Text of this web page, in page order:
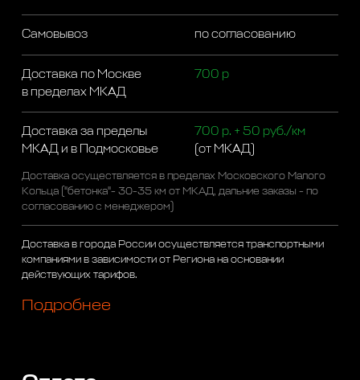
Самовывоз по согласованию
Доставка по Москве
в пределах МКАД
700 р
Доставка за пределы
МКАД и в Подмосковье
700 р. + 50 руб./км
(от МКАД)
Доставка осуществляется в пределах Московского Малого
Кольца ("бетонка"- 30-35 км от МКАД, дальние заказы - по
согласованию с менеджером)
Доставка в города России осуществляется транспортными
компаниями в зависимости от Региона на основании
действующих тарифов.
Подробнее